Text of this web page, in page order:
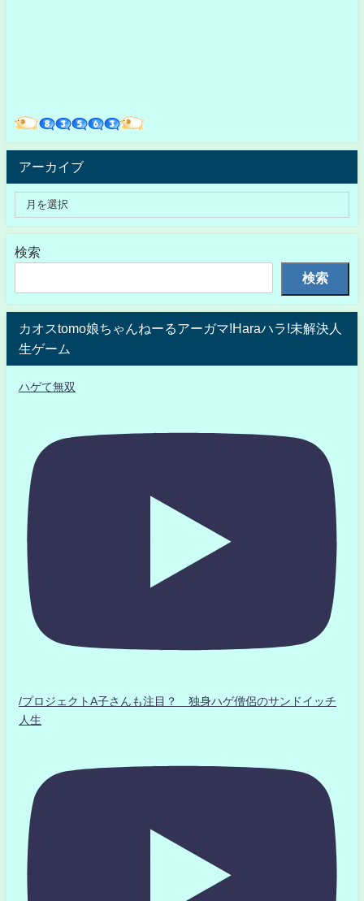
アーカイブ
検索
検索
カオスtomo娘ちゃんねーるアーガマ!Haraハラ!未解決人
生ゲーム
ハゲて無双
/プロジェクトA子さんも注目？ 独身ハゲ僧侶のサンドイッチ
人生